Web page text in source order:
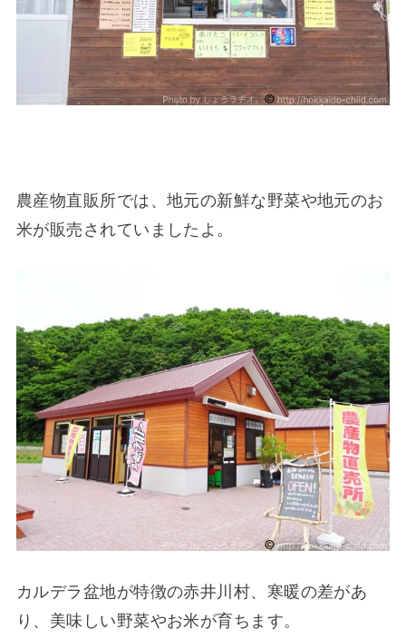
農産物直販所では、地元の新鮮な野菜や地元のお
米が販売されていましたよ。
カルデラ盆地が特徴の赤井川村、寒暖の差があ
り、美味しい野菜やお米が育ちます。